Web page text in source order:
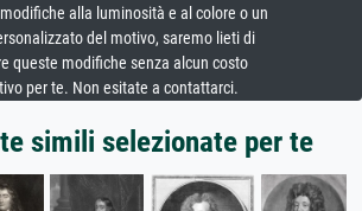
alla luminosità e al colore o un
del motivo, saremo lieti di
queste modifiche senza alcun costo
per te. Non esitate a contattarci.
simili selezionate per te